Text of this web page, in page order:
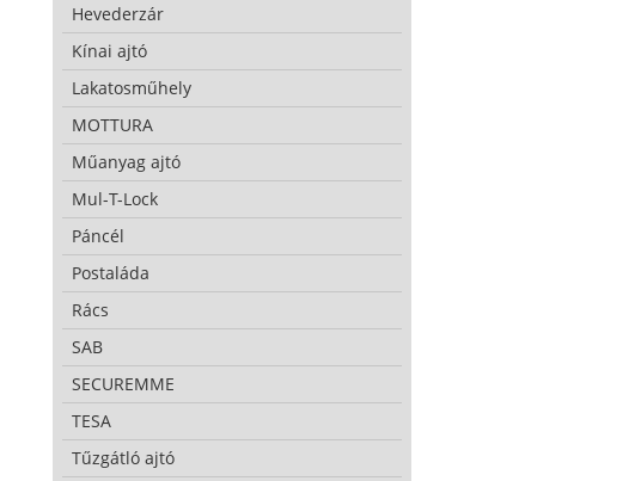
Hevederzár
Kínai ajtó
Lakatosműhely
MOTTURA
Műanyag ajtó
Mul-T-Lock
Páncél
Postaláda
Rács
SAB
SECUREMME
TESA
Tűzgátló ajtó